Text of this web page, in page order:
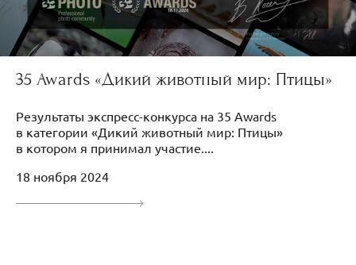
35 Awards «Дикий животный мир: Птицы»
Результаты экспресс-конкурса на 35 Awards
в категории «Дикий животный мир: Птицы»
в котором я принимал участие....
18 ноября 2024